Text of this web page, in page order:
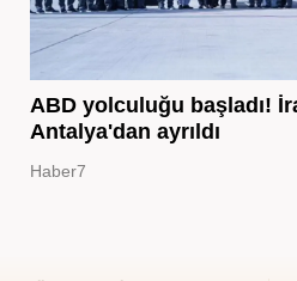
ABD yolculuğu başladı!
Antalya'dan ayrıldı
Haber7